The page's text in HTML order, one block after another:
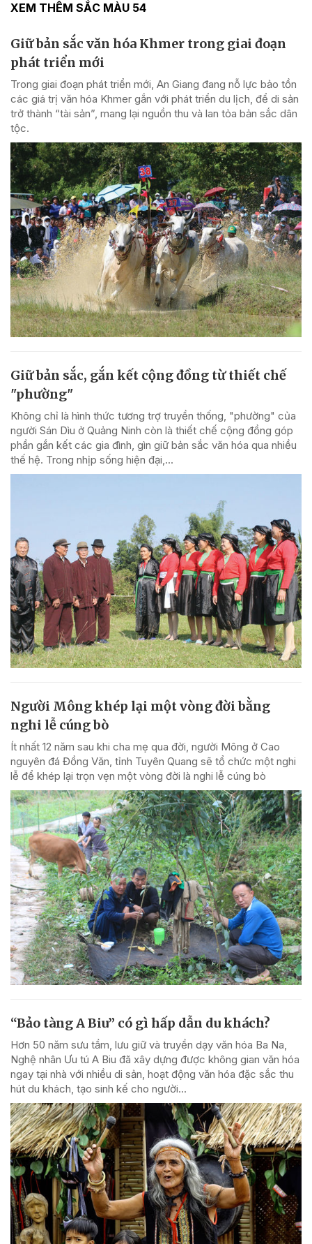
XEM THÊM SẮC MÀU 54
Giữ bản sắc văn hóa Khmer trong giai đoạn
phát triển mới
Trong giai đoạn phát triển mới, An Giang đang nỗ lực bảo tồn
các giá trị văn hóa Khmer gắn với phát triển du lịch, để di sản
trở thành “tài sản”, mang lại nguồn thu và lan tỏa bản sắc dân
tộc.
Giữ bản sắc, gắn kết cộng đồng từ thiết chế
"phường"
Không chỉ là hình thức tương trợ truyền thống, "phường" của
người Sán Dìu ở Quảng Ninh còn là thiết chế cộng đồng góp
phần gắn kết các gia đình, gìn giữ bản sắc văn hóa qua nhiều
thế hệ. Trong nhịp sống hiện đại,...
Người Mông khép lại một vòng đời bằng
nghi lễ cúng bò
Ít nhất 12 năm sau khi cha mẹ qua đời, người Mông ở Cao
nguyên đá Đồng Văn, tỉnh Tuyên Quang sẽ tổ chức một nghi
lễ để khép lại trọn vẹn một vòng đời là nghi lễ cúng bò
“Bảo tàng A Biu” có gì hấp dẫn du khách?
Hơn 50 năm sưu tầm, lưu giữ và truyền dạy văn hóa Ba Na,
Nghệ nhân Ưu tú A Biu đã xây dựng được không gian văn hóa
ngay tại nhà với nhiều di sản, hoạt động văn hóa đặc sắc thu
hút du khách, tạo sinh kế cho người...